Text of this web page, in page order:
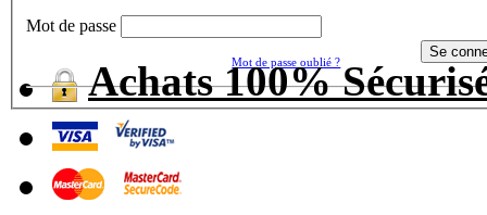
Mot de passe
Mot de passe oublié ?
Achats 100%